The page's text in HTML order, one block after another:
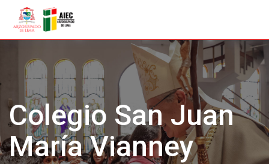
Colegio San Juan
María Vianney